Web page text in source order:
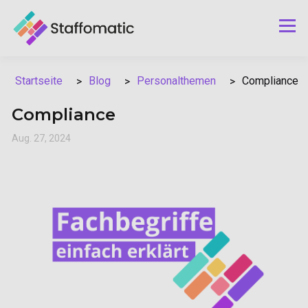
Startseite Blog Personalthemen Compliance
Compliance
Aug. 27, 2024